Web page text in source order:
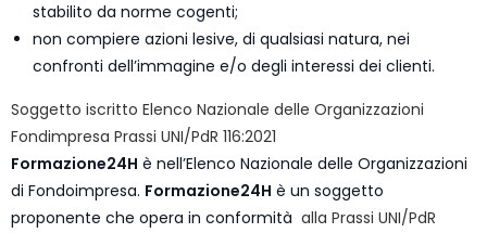
stabilito da norme cogenti;
non compiere azioni lesive, di qualsiasi natura, nei
confronti dell’immagine e/o degli interessi dei clienti.
Soggetto iscritto Elenco Nazionale delle Organizzazioni
Fondimpresa Prassi UNI/PdR 116:2021
Formazione24H è nell’Elenco Nazionale delle Organizzazioni
di Fondoimpresa. Formazione24H è un soggetto
proponente che opera in conformità alla Prassi UNI/PdR